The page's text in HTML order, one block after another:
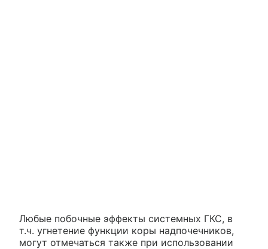
Любые побочные эффекты системных ГКС, в
т.ч. угнетение функции коры надпочечников,
могут отмечаться также при использовании